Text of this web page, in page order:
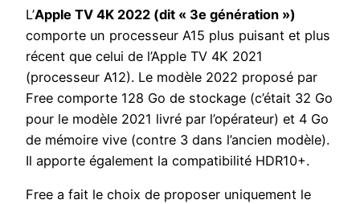
L’Apple TV 4K 2022 (dit « 3e génération »)
comporte un processeur A15 plus puisant et plus
récent que celui de l’Apple TV 4K 2021
(processeur A12). Le modèle 2022 proposé par
Free comporte 128 Go de stockage (c’était 32 Go
pour le modèle 2021 livré par l’opérateur) et 4 Go
de mémoire vive (contre 3 dans l’ancien modèle).
Il apporte également la compatibilité HDR10+.
Free a fait le choix de proposer uniquement le